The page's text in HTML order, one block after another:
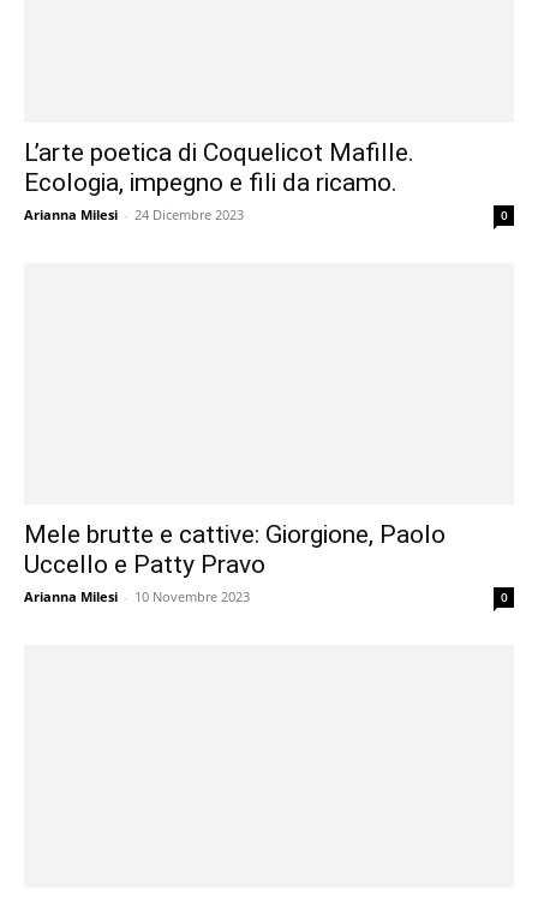
L’arte poetica di Coquelicot Mafille.
Ecologia, impegno e fili da ricamo.
Arianna Milesi - 24 Dicembre 2023 0
Mele brutte e cattive: Giorgione, Paolo
Uccello e Patty Pravo
Arianna Milesi - 10 Novembre 2023 0